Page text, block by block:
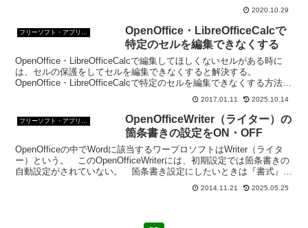
2020.10.29
OpenOffice・LibreOfficeCalcで
特定のセルを編集できなくする
OpenOffice・LibreOfficeCalcで編集してほしくないセルがある時に
は、セルの保護をしてセルを編集できなくすると解決する。
OpenOffice・LibreOfficeCalcで特定のセルを編集できなくする方法を
2017.01.11 2025.10.14
フリーソフト・アプリ・Webサービス
OpenOfficeWriter（ライター）の
箇条書きの設定をON・OFF
OpenOfficeの中でWordに該当するワープロソフトはWriter（ライタ
ー）という。 このOpenOfficeWriterには、初期設定では箇条書きの
自動設定がされていない。 箇条書き設定にしたいときは『書式』か
2014.11.21 2025.05.25